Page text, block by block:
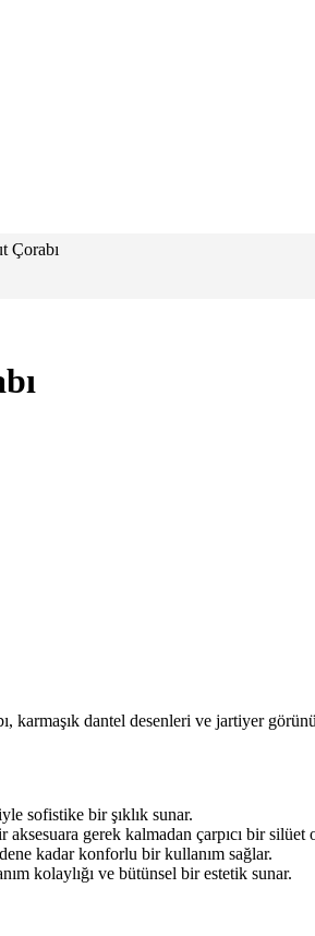
Çorabı
karmaşık dantel desenleri ve jartiyer
sofistike bir şıklık sunar.
gerek kalmadan çarpıcı bir silüet
kadar konforlu bir kullanım sağlar.
kolaylığı ve bütünsel bir estetik sunar.